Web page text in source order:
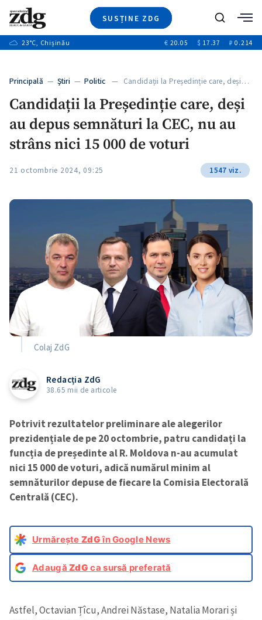
SUSȚINE ZDG
Ştiri
+6
Video
Special
+1
Blog
+2
Caută
23°C, Chișinău € 20.05 $ 17.37 ₽ 0.214
Principală — Ştiri — Politic — Candidații la Președinție care, deși…
Candidații la Președinție care, deși
au depus semnături la CEC, nu au
strâns nici 15 000 de voturi
21 octombrie 2024, 09:25 1547 viz.
Colaj ZdG
Redacția ZdG
38.65 mii de articole
Potrivit rezultatelor preliminare ale alegerilor
prezidențiale de pe 20 octombrie, patru candidați la
funcția de președinte al R. Moldova n-au acumulat
nici 15 000 de voturi, adică numărul minim al
semnăturilor depuse de fiecare la Comisia Electorală
Centrală (CEC).
Urmărește ZdGîn Google News
AdaugăZdG ca sursă preferată
Astfel, Octavian Țîcu, Andrei Năstase, Natalia Morari și